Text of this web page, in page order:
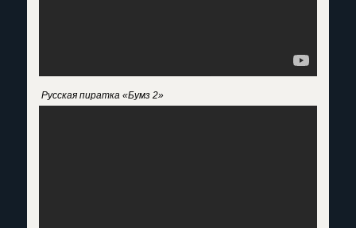
Русская пиратка «Бумз 2»